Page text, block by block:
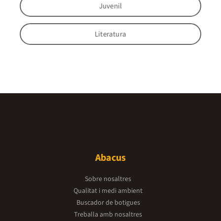
Juvenil
Literatura
Abacus
Sobre nosaltres
Qualitat i medi ambient
Buscador de botigues
Treballa amb nosaltres